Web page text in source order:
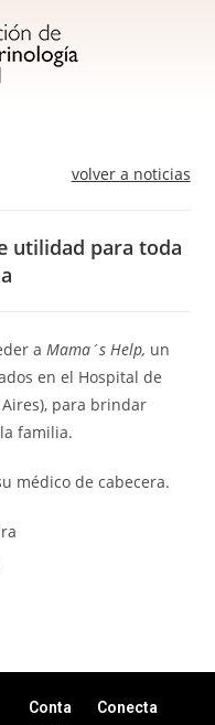
volver a noticias
utilidad para toda
aMama´s Help, un
en el Hospital de
Aires), para brindar
familia.
médico de cabecera.
Conta
Conecta